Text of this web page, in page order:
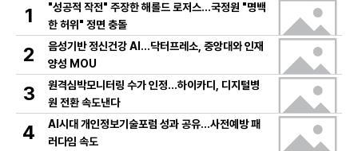
1
"성공적 작전" 주장한 해롤드 로저스…국정원 "명백
한 허위" 정면 충돌
2
음성기반 정신건강 AI…닥터프레소, 중앙대와 인재
양성 MOU
3
원격심박모니터링 수가 인정…하이카디, 디지털병
원 전환 속도낸다
4
AI시대 개인정보기술포럼 성과 공유…사전예방 패
러다임 속도